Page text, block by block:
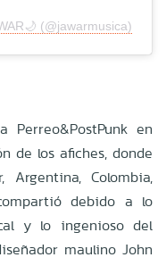
(@jawarmusica)
en
de los afiches, donde
Argentina, Colombia,
debido a lo
y lo ingenioso del
maulino John